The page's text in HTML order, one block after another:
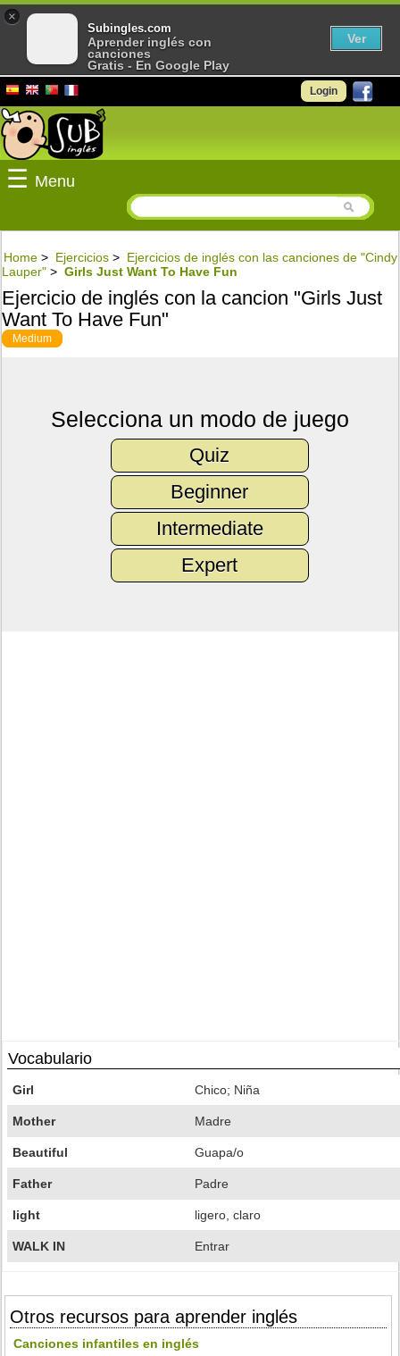
Login
☰ Menu
Home > Ejercicios > Ejercicios de inglés con las canciones de "Cindy
Lauper" > Girls Just Want To Have Fun
Ejercicio de inglés con la cancion "Girls Just
Want To Have Fun"
Medium
Selecciona un modo de juego
Quiz
Beginner
Intermediate
Expert
Vocabulario
Girl Chico; Niña
Mother Madre
Beautiful Guapa/o
Father Padre
light ligero, claro
WALK IN Entrar
Otros recursos para aprender inglés
Canciones infantiles en inglés
×
Subingles.com
Aprender inglés con
canciones
Gratis - En Google Play
Ver